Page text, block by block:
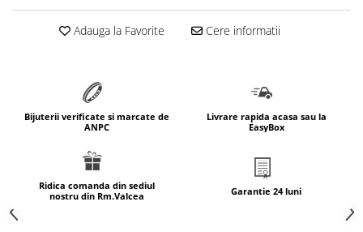
marimea 63
marimea 64
marimea 68
SETURI ARGINT
marime reglabila
marimea 49
marimea 50
marimea 51
Adauga la Favorite Cere informatii
Bijuterii verificate si marcate de
ANPC
Livrare rapida acasa sau la
EasyBox
Ridica comanda din sediul
nostru din Rm.Valcea
Garantie 24 luni